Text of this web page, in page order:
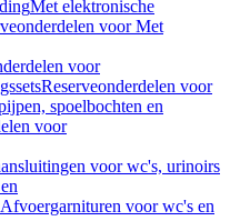
Met elektronische
voor Met
voor
Reserveonderdelen voor
spoelbochten en
voor
voor wc's, urinoirs
voor wc's en